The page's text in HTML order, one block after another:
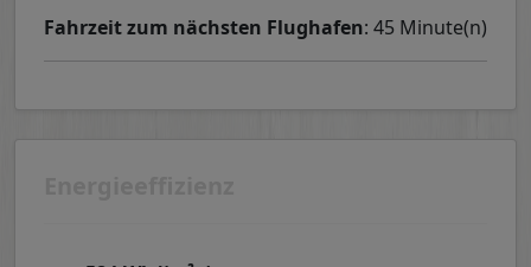
Fahrzeit zum nächsten Flughafen: 45 Minute(n)